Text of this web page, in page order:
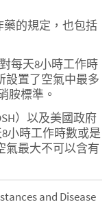
藥的規定，也包括
每天8小時工作時
設置了空氣中最多
胺標準。
）以及美國政府
小時工作時數或是
氣最大不可以含有
and Disease